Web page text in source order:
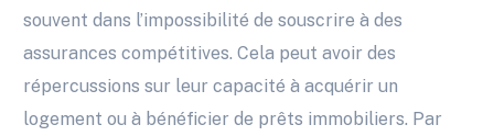
souvent dans l’impossibilité de souscrire à des
assurances compétitives. Cela peut avoir des
répercussions sur leur capacité à acquérir un
logement ou à bénéficier de prêts immobiliers. Par